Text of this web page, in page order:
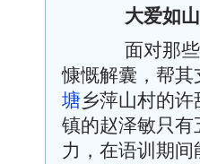
大爱如
面对那些
慷慨解囊，帮
塘乡萍山村的
镇的赵泽敏只
力，在语训期